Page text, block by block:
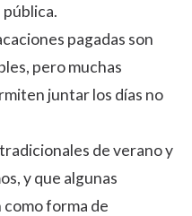
pagadas son
pero muchas
juntar los días no
tradicionales de verano y
y que algunas
forma de